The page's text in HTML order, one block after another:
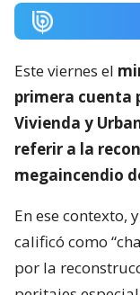
Este viernes el
primera cuenta
Vivienda y
referir a la
megaincendio
En ese contexto,
calificó como
por la